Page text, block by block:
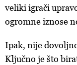
veliki igrači
ogromne iznose
Ipak, nije
Ključno je što